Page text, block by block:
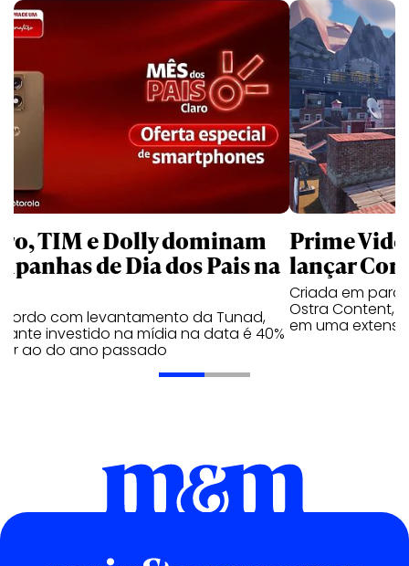
TIM e Dolly dominam
de Dia dos Pais na
com levantamento da Tunad,
investido na mídia na data é 40%
ao do ano passado
Prime
lançar
Criada em
Ostra Content,
em uma